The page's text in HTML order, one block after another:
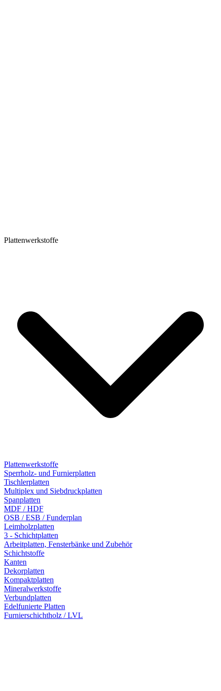
Plattenwerkstoffe
Plattenwerkstoffe
Sperrholz- und Furnierplatten
Tischlerplatten
Multiplex und Siebdruckplatten
Spanplatten
MDF / HDF
OSB / ESB / Funderplan
Leimholzplatten
3 - Schichtplatten
Arbeitplatten, Fensterbänke und Zubehör
Schichtstoffe
Kanten
Dekorplatten
Kompaktplatten
Mineralwerkstoffe
Verbundplatten
Edelfunierte Platten
Furnierschichtholz / LVL